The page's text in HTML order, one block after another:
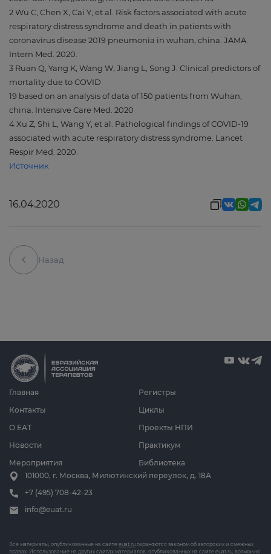
2 Wu C, Chen X, Cai Y, et al. Risk factors associated with acute
respiratory distress syndrome and death in patients with
coronavirus disease 2019 pneumonia in wuhan, china. JAMA.
Intern Med. 2020.
3 Ruan Q, Yang K, Wang W, Jiang L, Song J. Clinical predictors of
mortality due to COVID
19 based on an analysis of data of 150 patients from Wuhan,
china. Intensive Care Med. 2020
4 Xu Z, Shi L, Wang Y, et al. Pathological findings of COVID-19
associated with acute respiratory distress syndrome. Lancet
Respir Med. 2020.
Источник
16.04.2020
Назад
Главная
О ЕАТ
Новости
Мероприятия
Циклы
Проекты НПИ
Практикум
Библиотека
Регистры
Контакты
101000, г. Москва, Милютинский переулок, д. 18А
+7 (495) 708-42-23
info@euat.ru
Все материалы, опубликованные на сайте euat.ru охраняются законом об авторских и смежных
правах. Использование на других сайтах материалов, опубликованных на сайте euat.ru, возможно